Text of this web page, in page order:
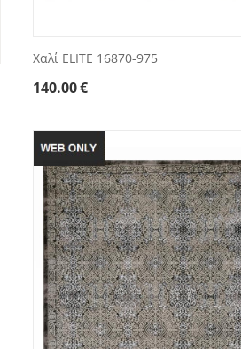
Χαλί ELITE 16870-975
140.00€